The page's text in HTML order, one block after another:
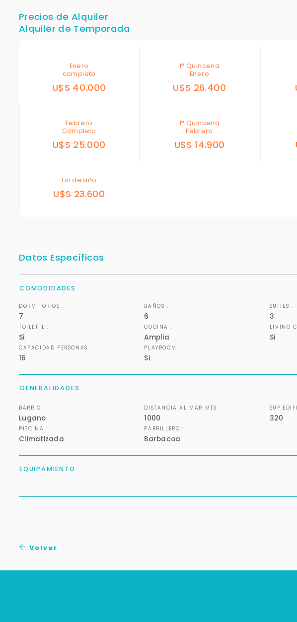
Precios de Alquiler
Alquiler de Temporada
Enero
completo
U$S 40.000
1ª Quincena
Enero
U$S 26.400
Febrero
Completo
U$S 25.000
1ª Quincena
Febrero
U$S 14.900
Fin de año
U$S 23.600
Datos Específicos
COMODIDADES
DORMITORIOS :
7
BAÑOS :
6
SUITES :
3
TOILETTE :
Si
COCINA :
Amplia
LIVING
Si
CAPACIDAD PERSONAS :
16
PLAYROOM :
Si
GENERALIDADES
BARRIO :
Lugano
DISTANCIA AL MAR MTS :
1000 320
PISCINA :
Climatizada
PARRILLERO :
Barbacoa
EQUIPAMIENTO
Volver
Déjanos tus datos
Con estos